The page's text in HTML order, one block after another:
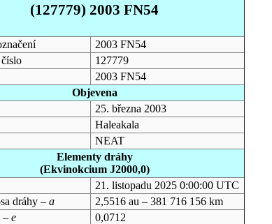
(127779) 2003 FN54
2003 FN54
127779
2003 FN54
Objevena
25. března 2003
Haleakala
NEAT
Elementy dráhy
(Ekvinokcium J2000,0)
21. listopadu 2025 0:00:00 UTC
dráhy – a
2,5516 au – 381 716 156 km
– e
0,0712